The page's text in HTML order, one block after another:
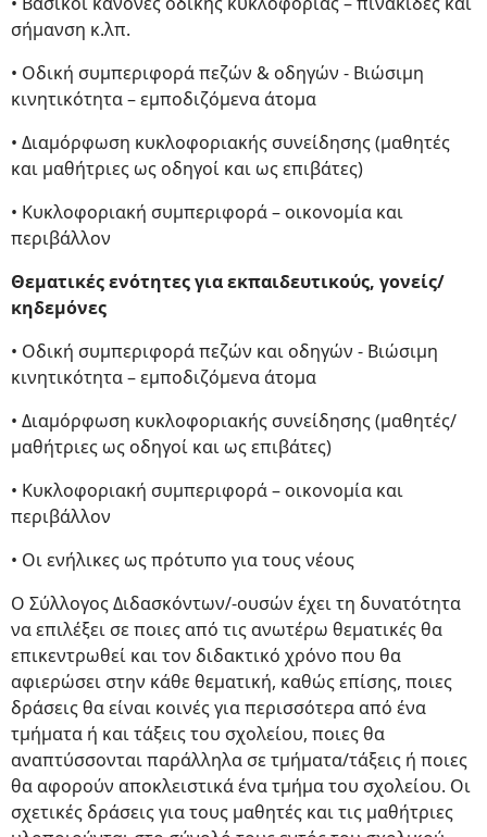
σήμανση κ.λπ.
• Οδική συμπεριφορά πεζών & οδηγών - Βιώσιμη
κινητικότητα – εμποδιζόμενα άτομα
• Διαμόρφωση κυκλοφοριακής συνείδησης (μαθητές
και μαθήτριες ως οδηγοί και ως επιβάτες)
• Κυκλοφοριακή συμπεριφορά – οικονομία και
περιβάλλον
Θεματικές ενότητες για εκπαιδευτικούς, γονείς/
κηδεμόνες
• Οδική συμπεριφορά πεζών και οδηγών - Βιώσιμη
κινητικότητα – εμποδιζόμενα άτομα
• Διαμόρφωση κυκλοφοριακής συνείδησης (μαθητές/
μαθήτριες ως οδηγοί και ως επιβάτες)
• Κυκλοφοριακή συμπεριφορά – οικονομία και
περιβάλλον
• Οι ενήλικες ως πρότυπο για τους νέους
Ο Σύλλογος Διδασκόντων/-ουσών έχει τη δυνατότητα
να επιλέξει σε ποιες από τις ανωτέρω θεματικές θα
επικεντρωθεί και τον διδακτικό χρόνο που θα
αφιερώσει στην κάθε θεματική, καθώς επίσης, ποιες
δράσεις θα είναι κοινές για περισσότερα από ένα
τμήματα ή και τάξεις του σχολείου, ποιες θα
αναπτύσσονται παράλληλα σε τμήματα/τάξεις ή ποιες
θα αφορούν αποκλειστικά ένα τμήμα του σχολείου. Οι
σχετικές δράσεις για τους μαθητές και τις μαθήτριες